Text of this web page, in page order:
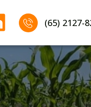
(65) 2127-